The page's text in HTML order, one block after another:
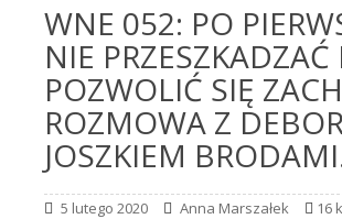
WNE 052: PO
NIE PRZESZKADZAĆ
POZWOLIĆ SIĘ
ROZMOWA Z
JOSZKIEM
5 lutego 2020 Anna Marszałek 16